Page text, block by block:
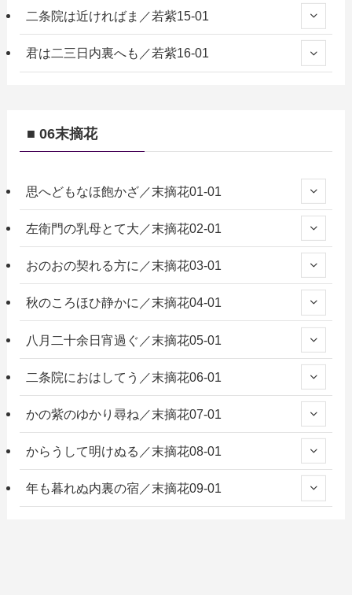
二条院は近ければま／若紫15-01
君は二三日内裏へも／若紫16-01
■ 06末摘花
思へどもなほ飽かざ／末摘花01-01
左衛門の乳母とて大／末摘花02-01
おのおの契れる方に／末摘花03-01
秋のころほひ静かに／末摘花04-01
八月二十余日宵過ぐ／末摘花05-01
二条院におはしてう／末摘花06-01
かの紫のゆかり尋ね／末摘花07-01
からうして明けぬる／末摘花08-01
年も暮れぬ内裏の宿／末摘花09-01